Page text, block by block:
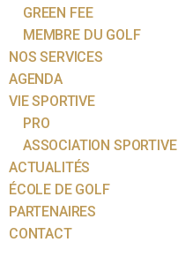
GREEN FEE
MEMBRE DU GOLF
NOS SERVICES
AGENDA
VIE SPORTIVE
PRO
ASSOCIATION SPORTIVE
ACTUALITÉS
ÉCOLE DE GOLF
PARTENAIRES
CONTACT